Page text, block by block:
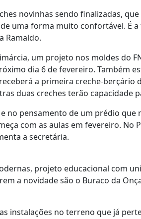
novinhas sendo finalizadas,
uma forma muito confortável. É
Ramaldo.
um projeto nos moldes do
dia 6 de fevereiro. Também
a primeira creche-berçário
duas creches terão capacidade
no pensamento de um prédio
com as aulas em fevereiro. No
a secretária.
projeto educacional com
a novidade são o Buraco da
instalações no terreno que já